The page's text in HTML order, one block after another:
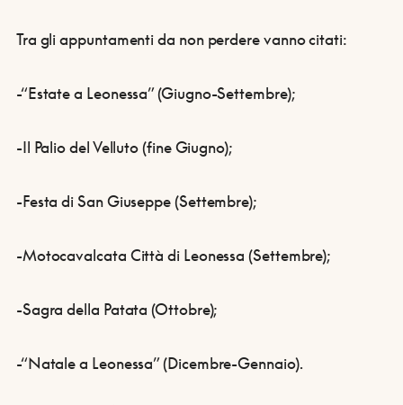
Tra gli appuntamenti da non perdere vanno citati:
-“Estate a Leonessa” (Giugno-Settembre);
-Il Palio del Velluto (fine Giugno);
-Festa di San Giuseppe (Settembre);
-Motocavalcata Città di Leonessa (Settembre);
-Sagra della Patata (Ottobre);
-“Natale a Leonessa” (Dicembre-Gennaio).